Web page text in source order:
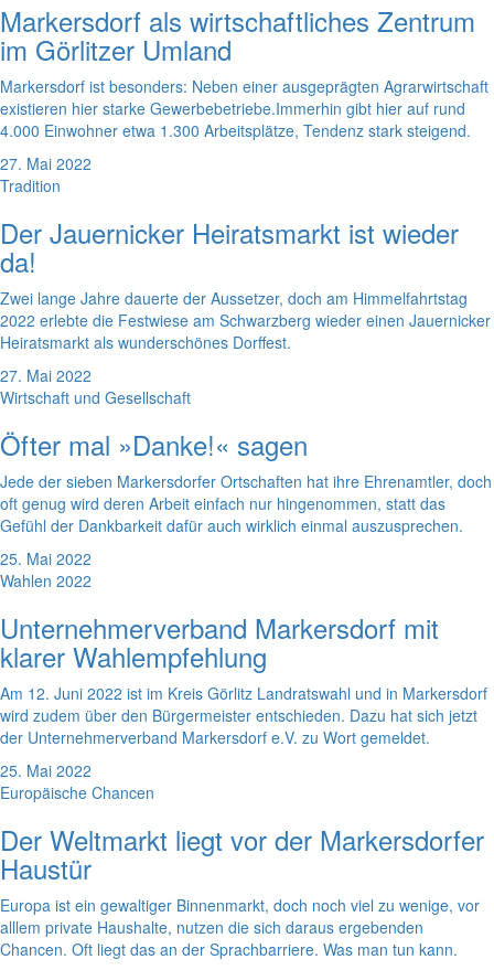
Markersdorf als wirtschaftliches Zentrum
im Görlitzer Umland
Markersdorf ist besonders: Neben einer ausgeprägten Agrarwirtschaft
existieren hier starke Gewerbebetriebe.Immerhin gibt hier auf rund
4.000 Einwohner etwa 1.300 Arbeitsplätze, Tendenz stark steigend.
27. Mai 2022
Tradition
Der Jauernicker Heiratsmarkt ist wieder
da!
Zwei lange Jahre dauerte der Aussetzer, doch am Himmelfahrtstag
2022 erlebte die Festwiese am Schwarzberg wieder einen Jauernicker
Heiratsmarkt als wunderschönes Dorffest.
27. Mai 2022
Wirtschaft und Gesellschaft
Öfter mal »Danke!« sagen
Jede der sieben Markersdorfer Ortschaften hat ihre Ehrenamtler, doch
oft genug wird deren Arbeit einfach nur hingenommen, statt das
Gefühl der Dankbarkeit dafür auch wirklich einmal auszusprechen.
25. Mai 2022
Wahlen 2022
Unternehmerverband Markersdorf mit
klarer Wahlempfehlung
Am 12. Juni 2022 ist im Kreis Görlitz Landratswahl und in Markersdorf
wird zudem über den Bürgermeister entschieden. Dazu hat sich jetzt
der Unternehmerverband Markersdorf e.V. zu Wort gemeldet.
25. Mai 2022
Europäische Chancen
Der Weltmarkt liegt vor der Markersdorfer
Haustür
Europa ist ein gewaltiger Binnenmarkt, doch noch viel zu wenige, vor
alllem private Haushalte, nutzen die sich daraus ergebenden
Chancen. Oft liegt das an der Sprachbarriere. Was man tun kann.